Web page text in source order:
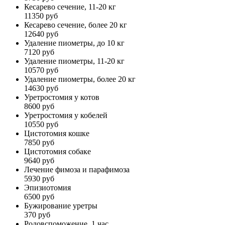
Кесарево сечение, 11-20 кг
11350 руб
Кесарево сечение, более 20 кг
12640 руб
Удаление пиометры, до 10 кг
7120 руб
Удаление пиометры, 11-20 кг
10570 руб
Удаление пиометры, более 20 кг
14630 руб
Уретростомия у котов
8600 руб
Уретростомия у кобелей
10550 руб
Цистотомия кошке
7850 руб
Цистотомия собаке
9640 руб
Лечение фимоза и парафимоза
5930 руб
Эпизиотомия
6500 руб
Бужирование уретры
370 руб